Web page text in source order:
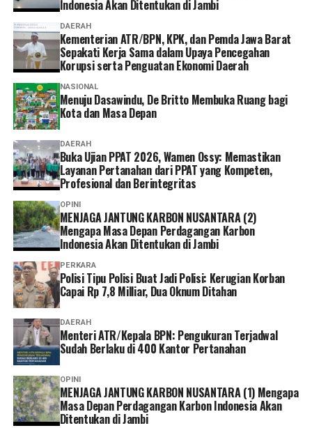
Jakarta, ujian akan diikuti oleh 2.397 orang pada 11-13
Agustus 2026, sedangkan di Politeknik Agraria STPN,
D.I. Yogyakarta diikuti 3.007 orang pada 18-20 Agustus
2026.
Dalam acara Pembukaan Ujian PPAT Tahun 2026 ini,
Wamen Ossy turut didampingi oleh Kepala BPSDM,
Agustyarsyah; Direktur Pengaturan Pendaftaran Tanah
Ketua Umum IPPAT, Hapendi Harahap. Acara
pembukaan juga disaksikan oleh sejumlah jajaran IPPAT
Pusat.
Indonesia Akan Ditentukan di Jambi
DAERAH
Kementerian ATR/BPN, KPK, dan Pemda Jawa Barat
Sepakati Kerja Sama dalam Upaya Pencegahan
Korupsi serta Penguatan Ekonomi Daerah
NASIONAL
Menuju Dasawindu, De Britto Membuka Ruang bagi
Kota dan Masa Depan
DAERAH
Buka Ujian PPAT 2026, Wamen Ossy: Memastikan
Layanan Pertanahan dari PPAT yang Kompeten,
Profesional dan Berintegritas
OPINI
MENJAGA JANTUNG KARBON NUSANTARA (2)
Mengapa Masa Depan Perdagangan Karbon
Indonesia Akan Ditentukan di Jambi
PERKARA
Polisi Tipu Polisi Buat Jadi Polisi: Kerugian Korban
Capai Rp 7,8 Milliar, Dua Oknum Ditahan
DAERAH
Menteri ATR/Kepala BPN: Pengukuran Terjadwal
Sudah Berlaku di 400 Kantor Pertanahan
OPINI
MENJAGA JANTUNG KARBON NUSANTARA (1) Mengapa
Masa Depan Perdagangan Karbon Indonesia Akan
Ditentukan di Jambi